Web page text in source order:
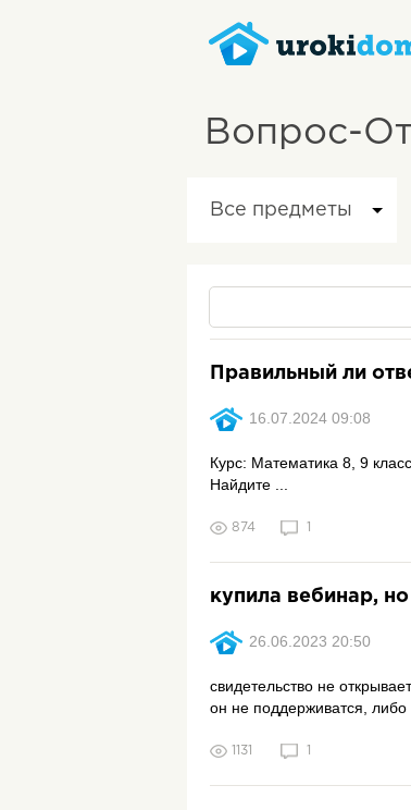
Вопрос-
Все предметы
Правильный ли
16.07.2024 09:08
Курс: Математика 8, 9
Найдите ...
874 1
купила вебинар,
26.06.2023 20:50
свидетельство не
он не поддерживатся,
1131 1